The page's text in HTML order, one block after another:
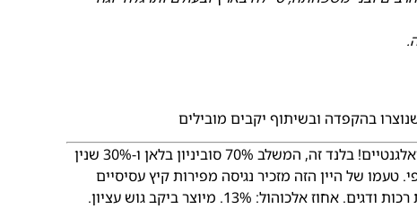
בהקפדה ובשיתוף יקבים מובילים
1. יין לבן – יין לבן נהדר לחובבי יינות רעננים ואלגנטיים! בלנד זה, המשלב 70% סוביניון בלאן ו-30% שנין
טעמו של היין הזה מזכיר נגיסה מפירות קיץ עסיסיים
13%. מיוצר ביקב גוש עציון.